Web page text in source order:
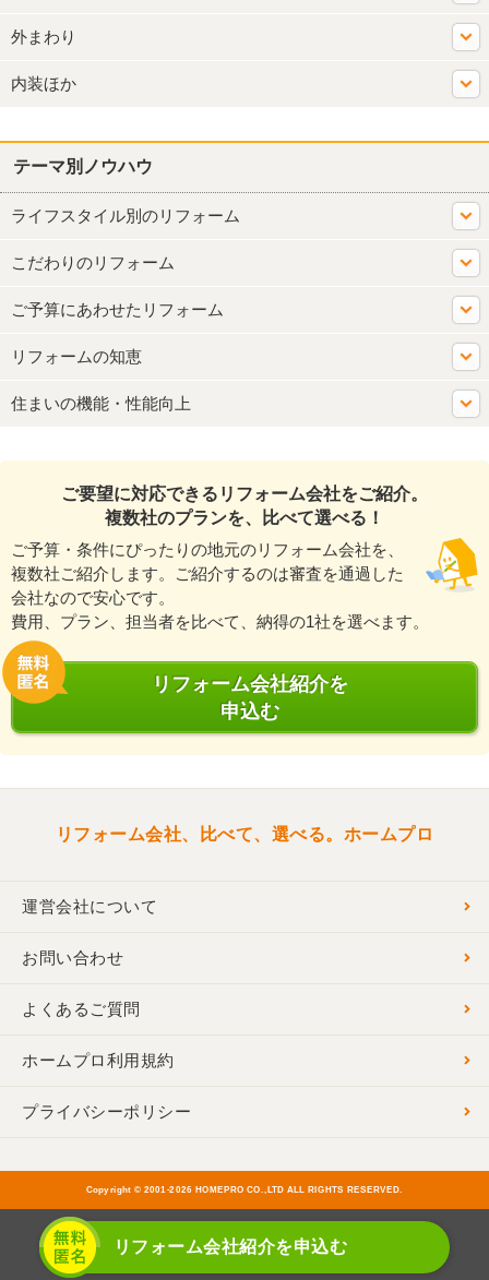
外まわり
内装ほか
テーマ別ノウハウ
ライフスタイル別のリフォーム
こだわりのリフォーム
ご予算にあわせたリフォーム
リフォームの知恵
住まいの機能・性能向上
ご要望に対応できるリフォーム会社をご紹介。
複数社のプランを、比べて選べる！
ご予算・条件にぴったりの地元のリフォーム会社を、
複数社ご紹介します。ご紹介するのは審査を通過した
会社なので安心です。
費用、プラン、担当者を比べて、納得の1社を選べます。
リフォーム会社紹介を
申込む
リフォーム会社紹介を申込む
リフォーム会社、比べて、選べる。ホームプロ
運営会社について
お問い合わせ
よくあるご質問
ホームプロ利用規約
プライバシーポリシー
Copyright © 2001-2026 HOMEPRO CO.,LTD ALL RIGHTS RESERVED.